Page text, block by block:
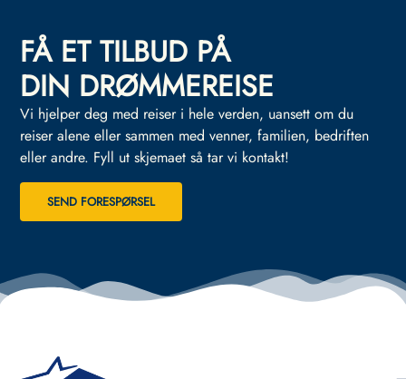
FÅ ET TILBUD PÅ
DIN DRØMMEREISE
Vi hjelper deg med reiser i hele verden, uansett om du
reiser alene eller sammen med venner, familien, bedriften
eller andre. Fyll ut skjemaet så tar vi kontakt!
SEND FORESPØRSEL